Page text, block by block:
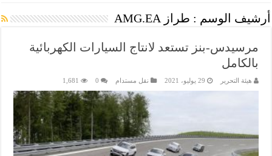
أرشيف الوسم : طراز AMG.EA
مرسيدس-بنز تستعد لانتاج السيارات الكهربائية
بالكامل
هيئة التحرير 29 يوليو، 2021 نقل مستدام 0
1,681